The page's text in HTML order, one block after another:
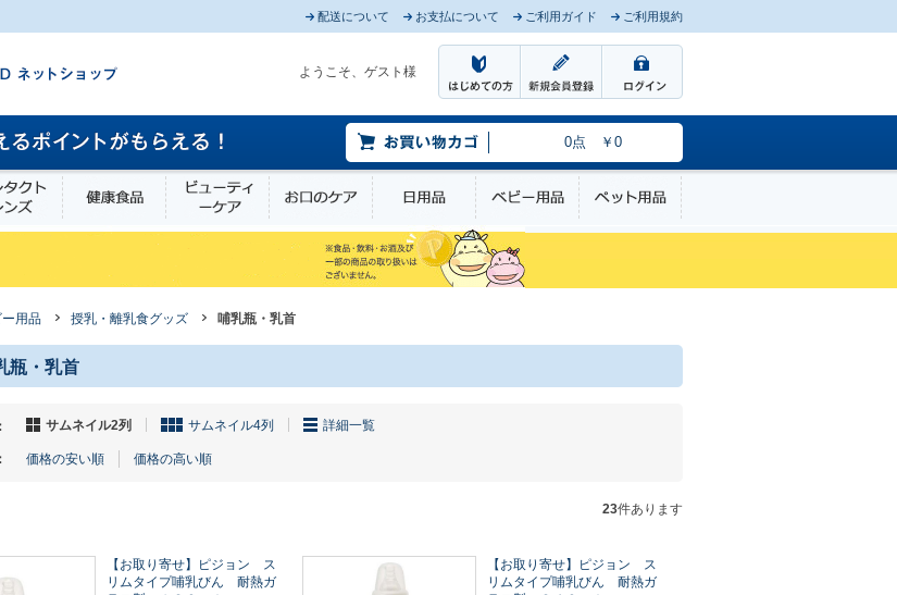
配送について お支払について ご利用ガイド ご利用規約
ようこそ、ゲスト様
0点 ￥0
護用品 コンタクトレンズ健康食品 ビューティーケアお口のケア 日用品 ベビー用品 ペット用品
用品 授乳・離乳食グッズ 哺乳瓶・乳首
瓶・乳首
サムネイル2列 サムネイル4列 詳細一覧
価格の安い順 価格の高い順
23件あります
【お取り寄せ】ピジョン ス
リムタイプ哺乳びん 耐熱ガ
【お取り寄せ】ピジョン ス
リムタイプ哺乳びん 耐熱ガ